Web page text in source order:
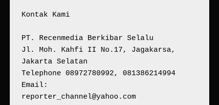
Kontak Kami
PT. Recenmedia Berkibar Selalu
Jl. Moh. Kahfi II No.17, Jagakarsa,
Jakarta Selatan
Telephone 08972780992, 081386214994
Email:
reporter_channel@yahoo.com